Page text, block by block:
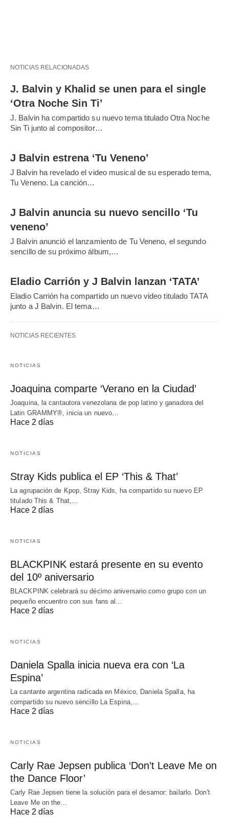
NOTICIAS RELACIONADAS
J. Balvin y Khalid se unen para el single
‘Otra Noche Sin Ti’
J. Balvin ha compartido su nuevo tema titulado Otra Noche
Sin Ti junto al compositor…
J Balvin estrena ‘Tu Veneno’
J Balvin ha revelado el video musical de su esperado tema,
Tu Veneno. La canción…
J Balvin anuncia su nuevo sencillo ‘Tu
veneno’
J Balvin anunció el lanzamiento de Tu Veneno, el segundo
sencillo de su próximo álbum,…
Eladio Carrión y J Balvin lanzan ‘TATA’
Eladio Carrión ha compartido un nuevo video titulado TATA
junto a J Balvin. El tema…
NOTICIAS RECIENTES
NOTICIAS
Joaquina comparte ‘Verano en la Ciudad’
Joaquina, la cantautora venezolana de pop latino y ganadora del
Latin GRAMMY®, inicia un nuevo…
Hace 2 días
NOTICIAS
Stray Kids publica el EP ‘This & That’
La agrupación de Kpop, Stray Kids, ha compartido su nuevo EP
titulado This & That,…
Hace 2 días
NOTICIAS
BLACKPINK estará presente en su evento
del 10º aniversario
BLACKPINK celebrará su décimo aniversario como grupo con un
pequeño encuentro con sus fans al…
Hace 2 días
NOTICIAS
Daniela Spalla inicia nueva era con ‘La
Espina’
La cantante argentina radicada en México, Daniela Spalla, ha
compartido su nuevo sencillo La Espina,…
Hace 2 días
NOTICIAS
Carly Rae Jepsen publica ‘Don’t Leave Me on
the Dance Floor’
Carly Rae Jepsen tiene la solución para el desamor: bailarlo. Don't
Leave Me on the…
Hace 2 días